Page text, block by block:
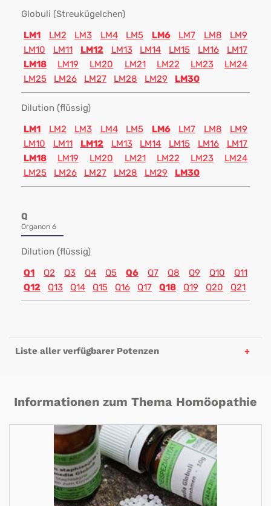
Globuli (Streukügelchen)
LM1
LM2 LM3 LM4 LM5 LM6 LM7 LM8
LM9
LM10
LM11 LM12 LM13 LM14 LM15 LM16
LM17
LM18
LM19 LM20 LM21 LM22 LM23
LM24
LM25
LM26 LM27 LM28 LM29 LM30
Dilution (flüssig)
LM1
LM2 LM3 LM4 LM5 LM6 LM7 LM8
LM9
LM10
LM11 LM12 LM13 LM14 LM15 LM16
LM17
LM18
LM19 LM20 LM21 LM22 LM23
LM24
LM25
LM26 LM27 LM28 LM29 LM30
Q
Organon 6
Dilution (flüssig)
Q1
Q2 Q3 Q4 Q5 Q6 Q7 Q8 Q9 Q10
Q11
Q12
Q13 Q14 Q15 Q16 Q17 Q18 Q19 Q20 Q21
Liste aller verfügbarer Potenzen
Informationen zum Thema Homöopathie